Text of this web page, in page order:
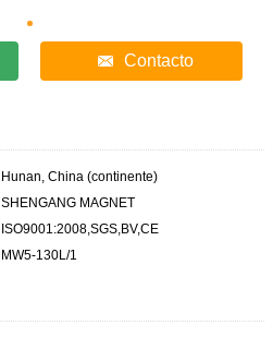
Contacto
Hunan, China (continente)
SHENGANG MAGNET
ISO9001:2008,SGS,BV,CE
MW5-130L/1